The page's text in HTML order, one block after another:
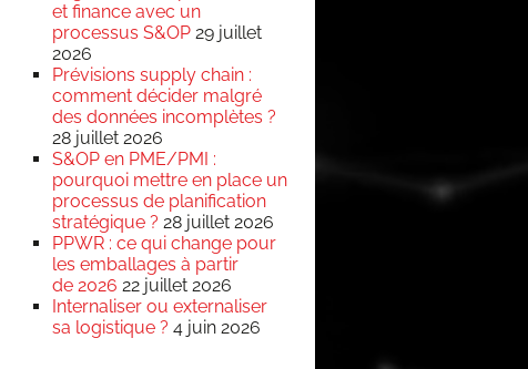
et finance avec un
processus S&OP 29 juillet
2026
Prévisions supply chain :
comment décider malgré
des données incomplètes ?
28 juillet 2026
S&OP en PME/PMI :
pourquoi mettre en place un
processus de planification
stratégique ? 28 juillet 2026
PPWR : ce qui change pour
les emballages à partir
de 2026 22 juillet 2026
Internaliser ou externaliser
sa logistique ? 4 juin 2026